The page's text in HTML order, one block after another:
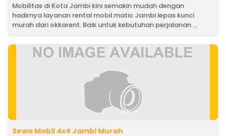
Mobilitas di Kota Jambi kini semakin mudah dengan
hadirnya layanan rental mobil matic Jambi lepas kunci
murah dari okkarent. Baik untuk kebutuhan perjalanan ...
Sewa Mobil 4x4 Jambi Murah